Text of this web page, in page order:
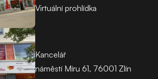
Virtuální prohlídka
Kancelář
náměstí Míru 61, 76001 Zlín